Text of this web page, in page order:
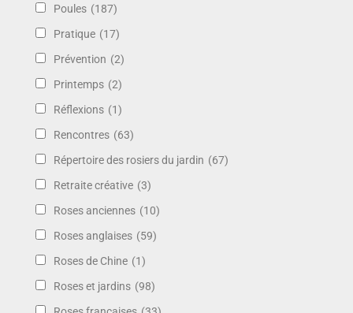
Poules (187)
Pratique (17)
Prévention (2)
Printemps (2)
Réflexions (1)
Rencontres (63)
Répertoire des rosiers du jardin (67)
Retraite créative (3)
Roses anciennes (10)
Roses anglaises (59)
Roses de Chine (1)
Roses et jardins (98)